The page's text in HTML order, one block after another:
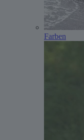
Farben